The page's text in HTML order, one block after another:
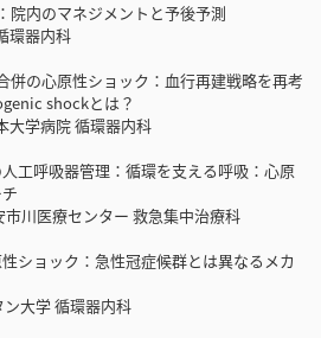
内のマネジメントと予後予測
環器内科
併の心原性ショック：血行再建戦略を再考
shockとは？
学病院 循環器内科
工呼吸器管理：循環を支える呼吸：心原
川医療センター 救急集中治療科
ショック：急性冠症候群とは異なるメカ
大学 循環器内科